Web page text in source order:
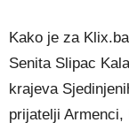
Kako je za
Senita Slipac
krajeva
prijatelji